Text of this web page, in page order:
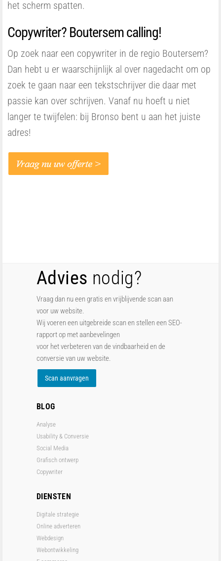
het scherm spatten.
Copywriter? Boutersem calling!
Op zoek naar een copywriter in de regio Boutersem?
Dan hebt u er waarschijnlijk al over nagedacht om op
zoek te gaan naar een tekstschrijver die daar met
passie kan over schrijven. Vanaf nu hoeft u niet
langer te twijfelen: bij Bronso bent u aan het juiste
adres!
Advies nodig?
Vraag dan nu een gratis en vrijblijvende scan aan
voor uw website.
Wij voeren een uitgebreide scan en stellen een SEO-
rapport op met aanbevelingen
voor het verbeteren van de vindbaarheid en de
conversie van uw website.
Scan aanvragen
BLOG
Analyse
Usability & Conversie
Social Media
Grafisch ontwerp
Copywriter
DIENSTEN
Digitale strategie
Online adverteren
Webdesign
Webontwikkeling